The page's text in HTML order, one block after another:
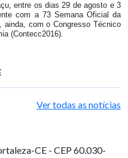
entre os dias 29 de agosto e 3
com a 73 Semana Oficial da
ainda, com o Congresso Técnico
(Contecc2016).
Ver todas as notícias
CE - CEP 60.030-